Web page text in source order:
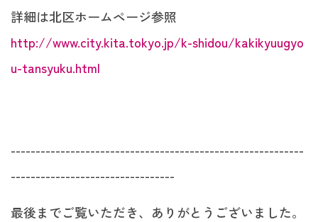
詳細は北区ホームページ参照
http://www.city.kita.tokyo.jp/k-shidou/kakikyuugyo
u-tansyuku.html
-----------------------------------------------------------
---------------------------------
最後までご覧いただき、ありがとうございました。